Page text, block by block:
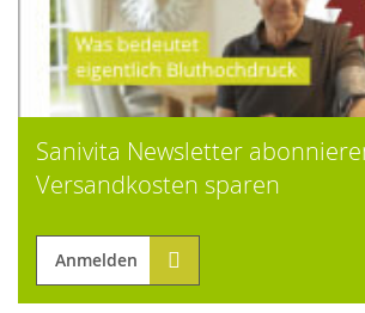
Sanivita Newsletter
Versandkosten sparen
Anmelden